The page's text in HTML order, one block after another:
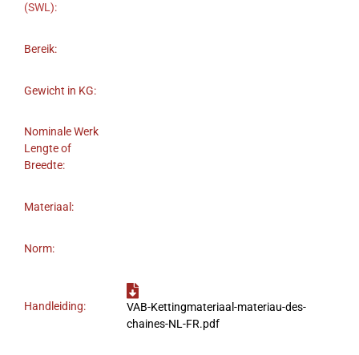
(SWL):
Bereik:
Gewicht in KG:
Nominale Werk
Lengte of
Breedte:
Materiaal:
Norm:
Handleiding:
VAB-Kettingmateriaal-materiau-des-
chaines-NL-FR.pdf